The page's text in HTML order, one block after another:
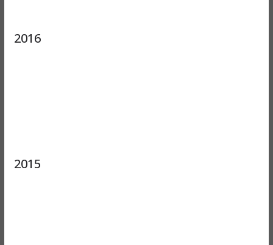
2016
2015